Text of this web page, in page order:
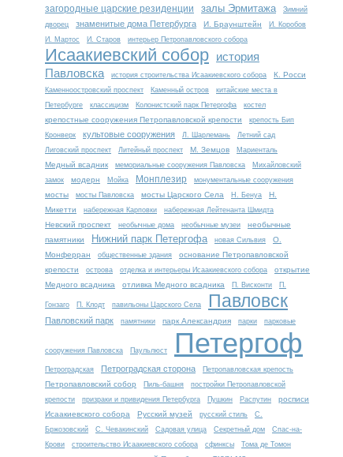
загородные царские резиденции залы Эрмитажа
Зимний
дворец
знаменитые дома Петербурга И. Браунштейн
И. Коробов
И. Мартос
И. Старов интерьер Петропавловского собора
Исаакиевский собор история
Павловска
история строительства Исаакиевского собора К. Росси
Каменноостровский проспект Каменный остров
китайские места в
Петербурге
классицизм Колонистский парк Петергофа костел
крепостные сооружения Петропавловской крепости
крепость Бип
Кронверк
культовые сооружения Л. Шарлемань
Летний сад
Лиговский проспект
Литейный проспект М. Земцов Мариенталь
Медный всадник мемориальные сооружения Павловска
Михайловский
замок
модерн Мойка Монплезир монументальные сооружения
мосты мосты Павловска мосты Царского Села Н. Бенуа
Н.
Микетти
набережная Карповки набережная Лейтенанта Шмидта
Невский проспект необычные дома необычные музеи
необычные
памятники
Нижний парк Петергофа новая Сильвия
О.
Монферран
общественные здания
основание Петропавловской
крепости
острова отделка и интерьеры Исаакиевского собора
открытие
Медного всадника
отливка Медного всадника П. Висконти П.
Гонзаго П. Клодт павильоны Царского Села Павловск
Павловский парк памятники парк Александрия парки парковые
сооружения Павловска Паульлюст Петергоф
Петроградская Петроградская сторона Петропавловская крепость
Петропавловский собор Пиль-башня
постройки Петропавловской
крепости
призраки и привидения Петербурга Пушкин Распутин
росписи
Исаакиевского собора
Русский музей русский стиль
С.
Бржозовский
С. Чевакинский Садовая улица Секретный дом
Спас-на-
Крови
строительство Исаакиевского собора сфинксы Тома де Томон